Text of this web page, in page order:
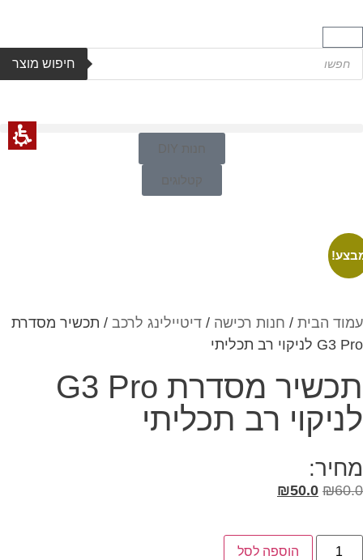
חיפוש מוצר
חנות DIY
קטלוגים
עמוד הבית / חנות רכישה / דיטיילינג לרכב / תכשיר מסדרת
G3 Pro לניקוי רב תכליתי
תכשיר מסדרת G3 Pro
לניקוי רב תכליתי
מחיר:
₪60.0
₪50.0
הוספה לסל